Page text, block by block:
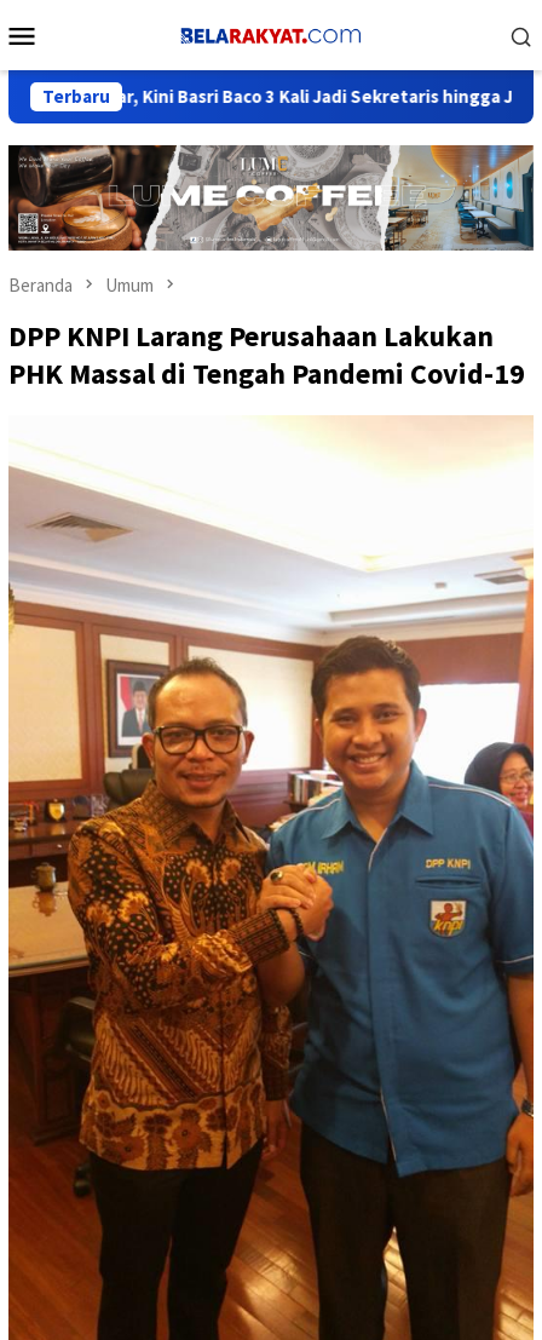
ke
Mobile
Terbaru
Kini Basri Baco 3 Kali Jadi Sekretaris hingga Jadi Elite
Beranda Umum
DPP KNPI Larang Perusahaan Lakukan
PHK Massal di Tengah Pandemi Covid-19